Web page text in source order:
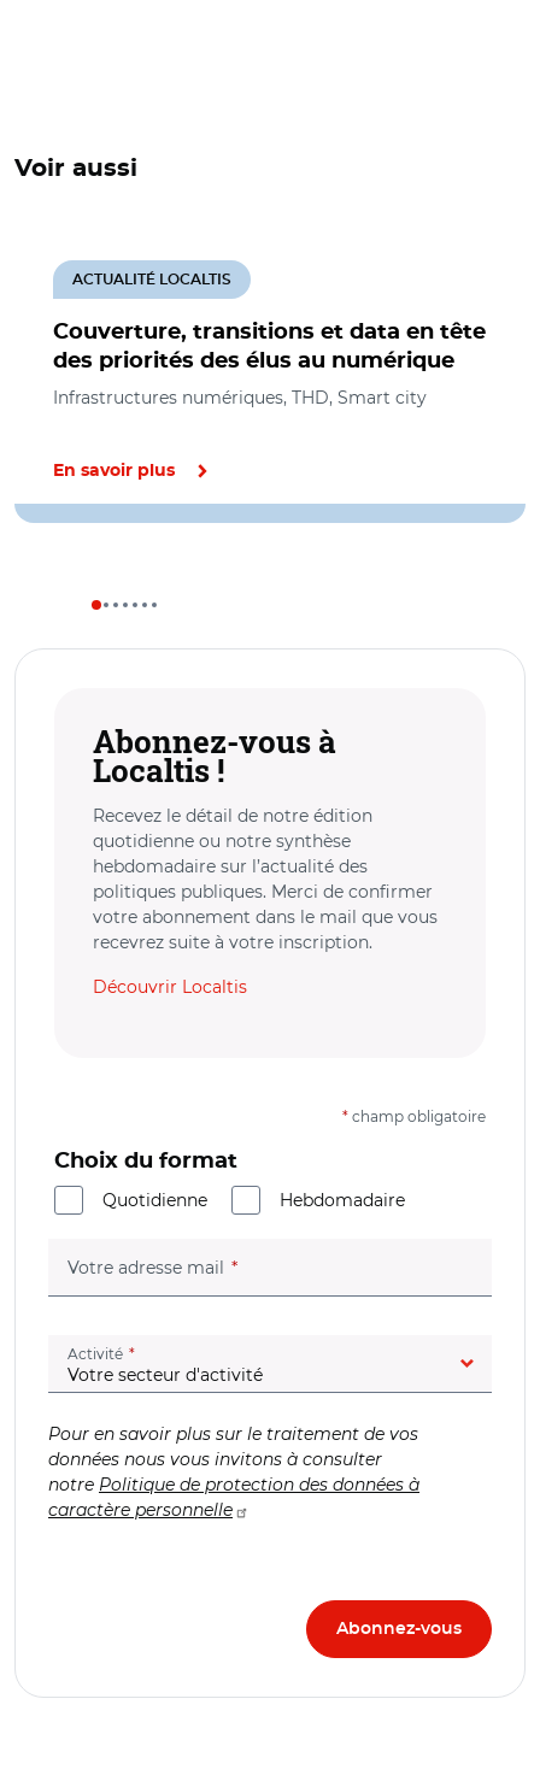
Voir aussi
Couverture, transitions et data en tête
des priorités des élus au numérique
ACTUALITÉ LOCALTIS
Infrastructures numériques, THD, Smart city
En savoir plus
Abonnez-vous à
Localtis !
Recevez le détail de notre édition
quotidienne ou notre synthèse
hebdomadaire sur l’actualité des
politiques publiques. Merci de confirmer
votre abonnement dans le mail que vous
recevrez suite à votre inscription.
Découvrir Localtis
* champ obligatoire
Choix du format
Quotidienne
Hebdomadaire
Votre adresse mail (champ obligatoire)
Activité (champ obligatoire)
Pour en savoir plus sur le traitement de vos
données nous vous invitons à consulter
notre Politique de protection des données à
caractère personnelle